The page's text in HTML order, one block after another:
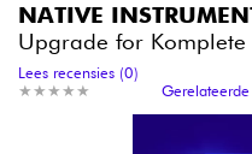
Versterker & Effecten
NATIVE
Upgrade for Komplete
★ ★ ★ ★ ★
★ ★ ★ ★ ★
Lees recensies (0)
Gerelateerde